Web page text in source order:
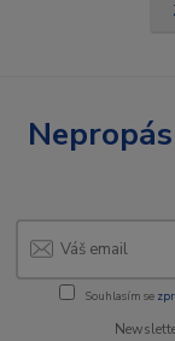
Souhlasím se